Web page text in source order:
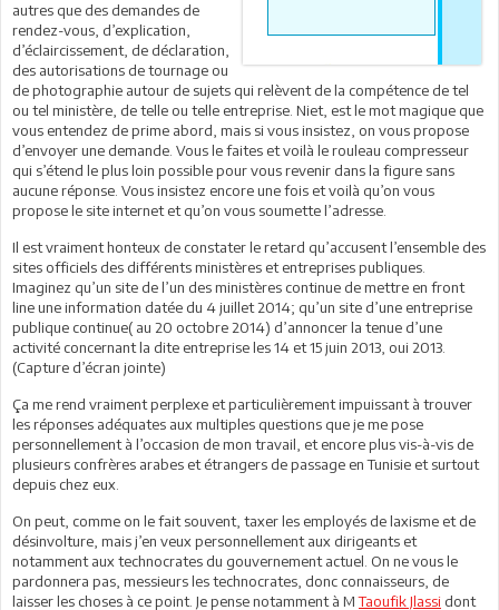
autres que des demandes de
rendez-vous, d’explication,
d’éclaircissement, de déclaration,
des autorisations de tournage ou
de photographie autour de sujets qui relèvent de la compétence de tel
ou tel ministère, de telle ou telle entreprise. Niet, est le mot magique que
vous entendez de prime abord, mais si vous insistez, on vous propose
d’envoyer une demande. Vous le faites et voilà le rouleau compresseur
qui s’étend le plus loin possible pour vous revenir dans la figure sans
aucune réponse. Vous insistez encore une fois et voilà qu’on vous
propose le site internet et qu’on vous soumette l’adresse.
Il est vraiment honteux de constater le retard qu’accusent l’ensemble des
sites officiels des différents ministères et entreprises publiques.
Imaginez qu’un site de l’un des ministères continue de mettre en front
line une information datée du 4 juillet 2014; qu’un site d’une entreprise
publique continue( au 20 octobre 2014) d’annoncer la tenue d’une
activité concernant la dite entreprise les 14 et 15 juin 2013, oui 2013.
(Capture d’écran jointe)
Ça me rend vraiment perplexe et particulièrement impuissant à trouver
les réponses adéquates aux multiples questions que je me pose
personnellement à l’occasion de mon travail, et encore plus vis-à-vis de
plusieurs confrères arabes et étrangers de passage en Tunisie et surtout
depuis chez eux.
On peut, comme on le fait souvent, taxer les employés de laxisme et de
désinvolture, mais j’en veux personnellement aux dirigeants et
notamment aux technocrates du gouvernement actuel. On ne vous le
pardonnera pas, messieurs les technocrates, donc connaisseurs, de
laisser les choses à ce point. Je pense notamment à MTaoufik Jlassi dont